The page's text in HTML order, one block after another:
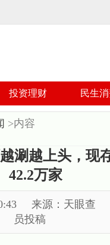
投资理财 民生
>内容
涮越上头，现
42.2万家
来源：天眼查
员投稿